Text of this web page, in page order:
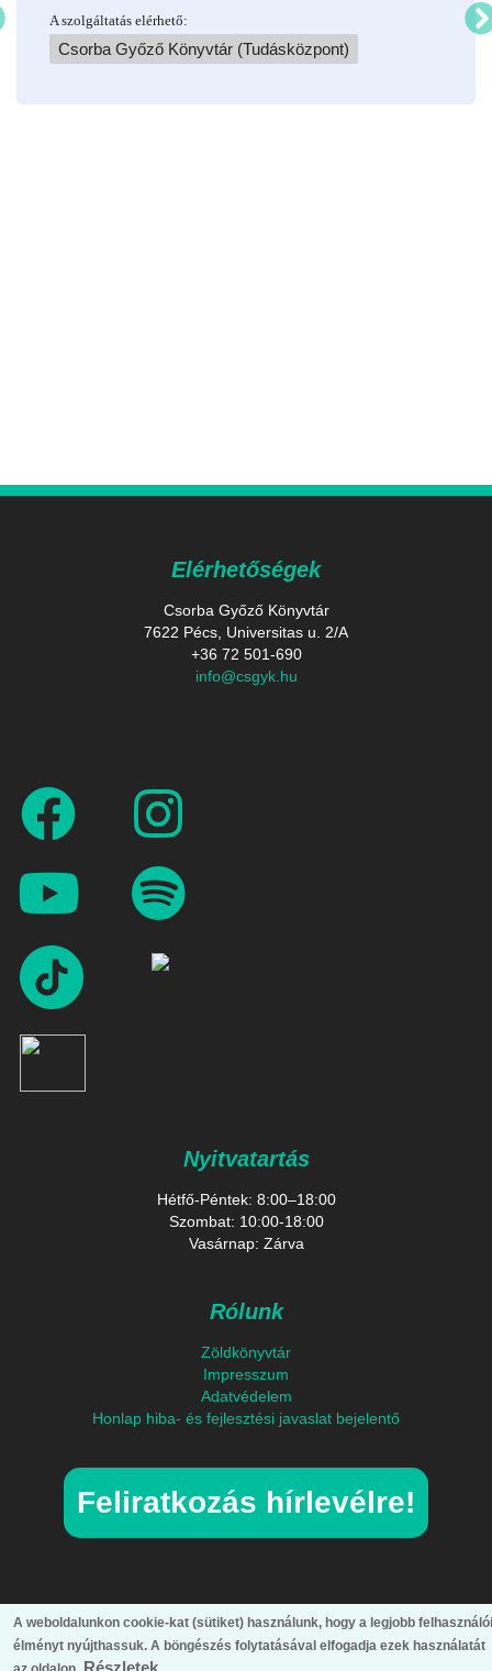
A szolgáltatás elérhető:
Csorba Győző Könyvtár (Tudásközpont)
Elérhetőségek
Csorba Győző Könyvtár
7622 Pécs, Universitas u. 2/A
+36 72 501-690
info@csgyk.hu
Nyitvatartás
Hétfő-Péntek: 8:00–18:00
Szombat: 10:00-18:00
Vasárnap: Zárva
Rólunk
Zöldkönyvtár
Impresszum
Adatvédelem
Honlap hiba- és fejlesztési javaslat bejelentő
Feliratkozás hírlevélre!
A weboldalunkon cookie-kat (sütiket) használunk, hogy a legjobb felhasználói
élményt nyújthassuk. A böngészés folytatásával elfogadja ezek használatát
Részletek...